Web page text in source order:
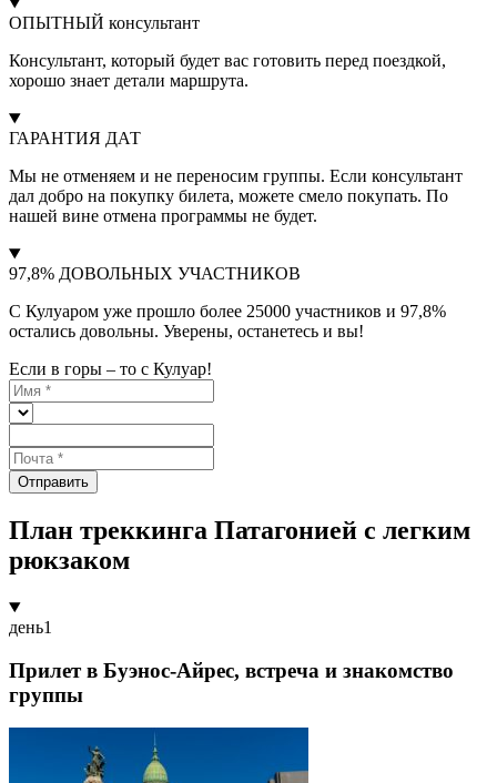
ОПЫТНЫЙ консультант
Консультант, который будет вас готовить перед поездкой,
хорошо знает детали маршрута.
ГАРАНТИЯ ДАТ
Мы не отменяем и не переносим группы. Если консультант
дал добро на покупку билета, можете смело покупать. По
нашей вине отмена программы не будет.
97,8% ДОВОЛЬНЫХ УЧАСТНИКОВ
С Кулуаром уже прошло более 25000 участников и 97,8%
остались довольны. Уверены, останетесь и вы!
Если в горы – то с Кулуар!
Отправить
План треккинга Патагонией с легким
рюкзаком
день1
Прилет в Буэнос-Айрес, встреча и знакомство
группы